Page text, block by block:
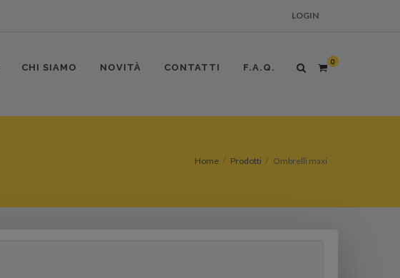
LOGIN
CHI SIAMO NOVITÀ CONTATTI F.A.Q.
0
Home Prodotti Ombrelli maxi